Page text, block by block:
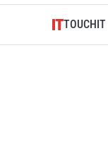
TOUCHIT